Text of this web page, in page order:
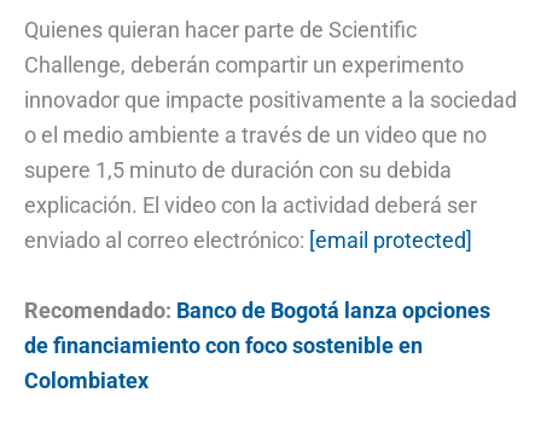
Quienes quieran hacer parte de Scientific
Challenge, deberán compartir un experimento
innovador que impacte positivamente a la sociedad
o el medio ambiente a través de un video que no
supere 1,5 minuto de duración con su debida
explicación. El video con la actividad deberá ser
enviado al correo electrónico: [email protected]
Recomendado: Banco de Bogotá lanza opciones
de financiamiento con foco sostenible en
Colombiatex